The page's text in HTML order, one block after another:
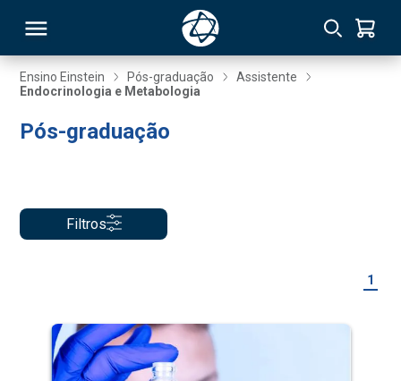
Ensino Einstein Pós-graduação
Assistente
Endocrinologia e Metabologia
Pós-graduação
Filtros
1